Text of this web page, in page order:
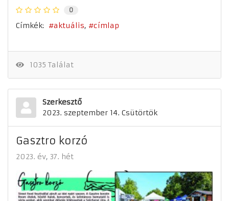
0
Címkék: aktuális címlap
1035 Találat
Szerkesztő
2023. szeptember 14. Csütörtök
Gasztro korzó
2023. év 37. hét